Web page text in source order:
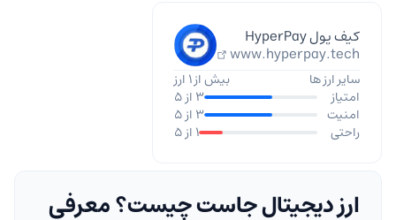
کیف پول HyperPay
www.hyperpay.tech
سایر ارز ها
بیش از 1 ارز
امتیاز
3 از 5
امنیت
3 از 5
راحتی
1 از 5
ارز دیجیتال جاست چیست؟ معرفی